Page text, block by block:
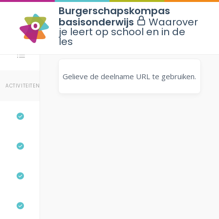
ACTIVITEITEN
Gelieve de deelname URL te gebruiken.
Burgerschapskompas
basisonderwijs
Waarover
je leert op school en in de
les